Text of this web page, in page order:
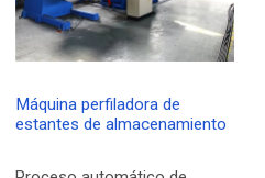
Máquina perfiladora de
estantes de almacenamiento